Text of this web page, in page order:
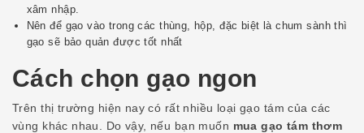
xâm nhập.
Nên để gạo vào trong các thùng, hộp, đặc biệt là chum sành thì
gạo sẽ bảo quản được tốt nhất
Cách chọn gạo ngon
Trên thị trường hiện nay có rất nhiều loại gạo tám của các
vùng khác nhau. Do vậy, nếu bạn muốn mua gạo tám thơm